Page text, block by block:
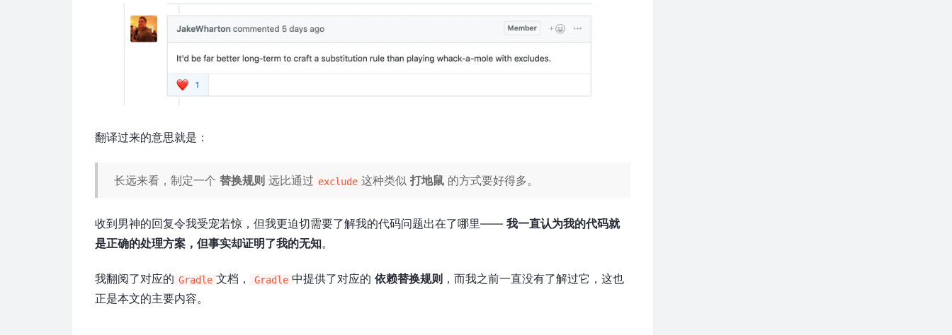
翻译过来的意思就是：
长远来看，制定一个替换规则 远比通过 exclude 这种类似打地鼠 的方式要好得多。
收到男神的回复令我受宠若惊，但我更迫切需要了解我的代码问题出在了哪里——我一直认为我的代码就
是正确的处理方案，但事实却证明了我的无知。
我翻阅了对应的 Gradle 文档， Gradle 中提供了对应的依赖替换规则 ，而我之前一直没有了解过它，这也
正是本文的主要内容。